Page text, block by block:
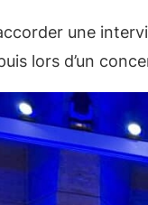
une
lors d’un